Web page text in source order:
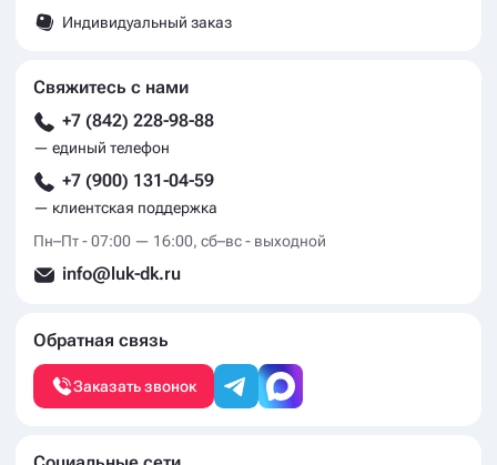
Индивидуальный заказ
Свяжитесь с нами
+7 (842) 228-98-88
— единый телефон
+7 (900) 131-04-59
— клиентская поддержка
Пн–Пт - 07:00 — 16:00, сб–вс - выходной
info@luk-dk.ru
Обратная связь
Заказать звонок